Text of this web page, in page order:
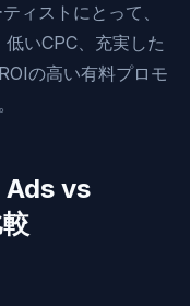
ィストにとって、
いCPC、充実した
の高い有料プロモ
Ads vs